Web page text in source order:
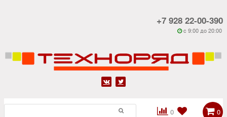
+7 928 22-00-390
 c 9:00 до 20:00
 
0

 0